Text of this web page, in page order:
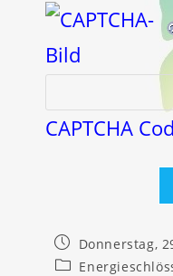
CAPTCHA
Beitrag
veröffentlicht:
Donnerstag,
Beitrags-